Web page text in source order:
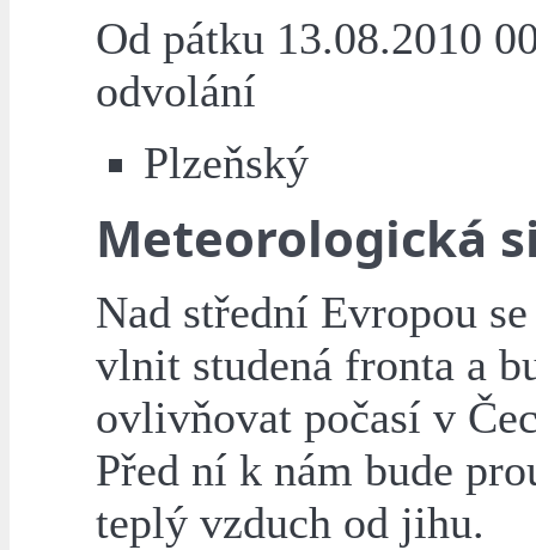
Od pátku 13.08.2010
odvolání
Plzeňský
Meteorologická
Nad střední Evropou
vlnit studená fronta a
ovlivňovat počasí v
Před ní k nám bude
teplý vzduch od jihu.